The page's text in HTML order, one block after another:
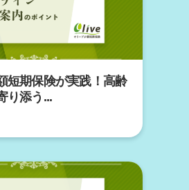
短期保険が実践！高齢
り添う...